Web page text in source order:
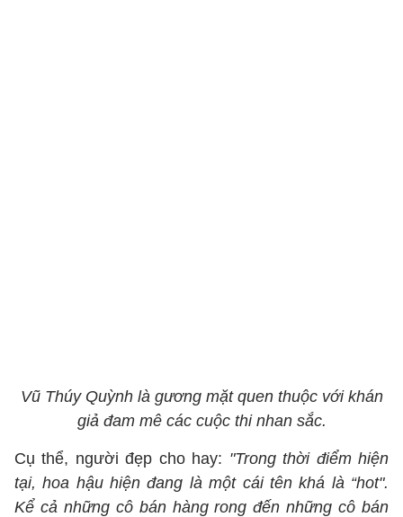
Vũ Thúy Quỳnh là gương mặt quen thuộc với khán
giả đam mê các cuộc thi nhan sắc.
Cụ thể, người đẹp cho hay: "Trong thời điểm hiện
tại, hoa hậu hiện đang là một cái tên khá là “hot".
Kể cả những cô bán hàng rong đến những cô bán